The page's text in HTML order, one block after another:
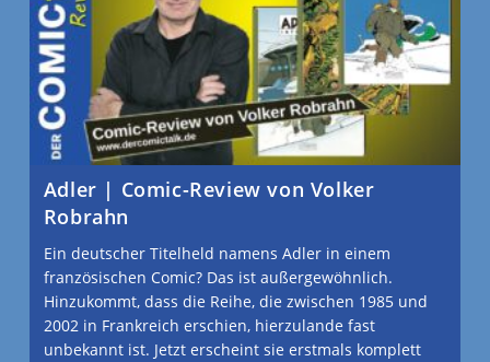
Adler | Comic-Review von Volker
Robrahn
Ein deutscher Titelheld namens Adler in einem
französischen Comic? Das ist außergewöhnlich.
Hinzukommt, dass die Reihe, die zwischen 1985 und
2002 in Frankreich erschien, hierzulande fast
unbekannt ist. Jetzt erscheint sie erstmals komplett